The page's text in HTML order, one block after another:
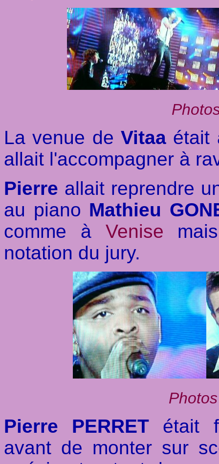
La venue de Vitaa était
allait l'accompagner à
Pierre allait reprendre
au piano Mathieu
comme à Venise
notation du jury.
Pierre PERRET était
avant de monter sur